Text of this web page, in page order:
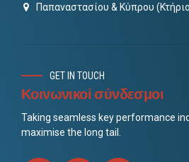
Παπαναστασίου & Κύπρου
GET IN TOUCH
Κοινωνικοί σύνδεσμοι
Taking seamless key performance
maximise the long tail.